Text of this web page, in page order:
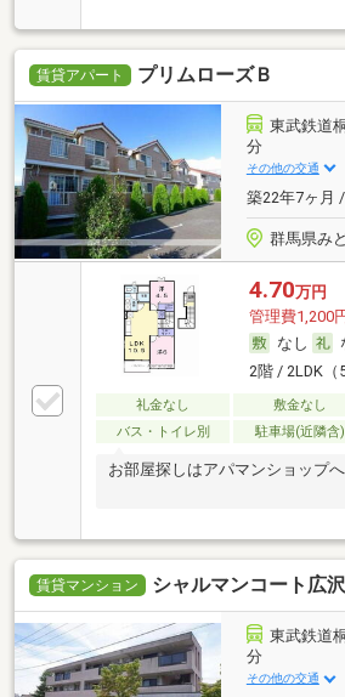
賃貸アパート プリムローズＢ
東武鉄道
分
その他の交通
築22年7ヶ月
群馬県み
4.70万円
管理費1,200
なし
2階 / 2LDK（
礼金なし 敷金なし
バス・トイレ別
駐車場(近隣含)
お部屋探しはアパマンショップ
賃貸マンション シャルマンコート広
東武鉄道
分
その他の交通